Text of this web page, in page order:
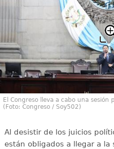
El Congreso lleva a cabo una
(Foto: Congreso / Soy502)
Al desistir de los juicios
están obligados a llegar a la